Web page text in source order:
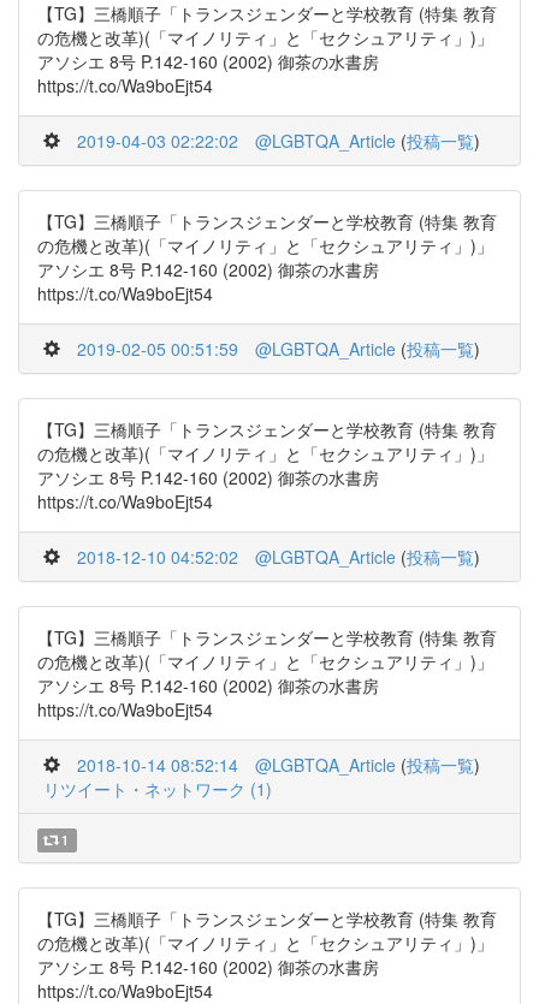
【TG】三橋順子「トランスジェンダーと学校教育 (特集 教育
の危機と改革)(「マイノリティ」と「セクシュアリティ」)」
アソシエ 8号 P.142-160 (2002) 御茶の水書房
https://t.co/Wa9boEjt54
2019-04-03 02:22:02 @LGBTQA_Article (投稿一覧)
【TG】三橋順子「トランスジェンダーと学校教育 (特集 教育
の危機と改革)(「マイノリティ」と「セクシュアリティ」)」
アソシエ 8号 P.142-160 (2002) 御茶の水書房
https://t.co/Wa9boEjt54
2019-02-05 00:51:59 @LGBTQA_Article (投稿一覧)
【TG】三橋順子「トランスジェンダーと学校教育 (特集 教育
の危機と改革)(「マイノリティ」と「セクシュアリティ」)」
アソシエ 8号 P.142-160 (2002) 御茶の水書房
https://t.co/Wa9boEjt54
2018-12-10 04:52:02 @LGBTQA_Article (投稿一覧)
【TG】三橋順子「トランスジェンダーと学校教育 (特集 教育
の危機と改革)(「マイノリティ」と「セクシュアリティ」)」
アソシエ 8号 P.142-160 (2002) 御茶の水書房
https://t.co/Wa9boEjt54
2018-10-14 08:52:14 @LGBTQA_Article (投稿一覧)
リツイート・ネットワーク (1)
1
【TG】三橋順子「トランスジェンダーと学校教育 (特集 教育
の危機と改革)(「マイノリティ」と「セクシュアリティ」)」
アソシエ 8号 P.142-160 (2002) 御茶の水書房
https://t.co/Wa9boEjt54